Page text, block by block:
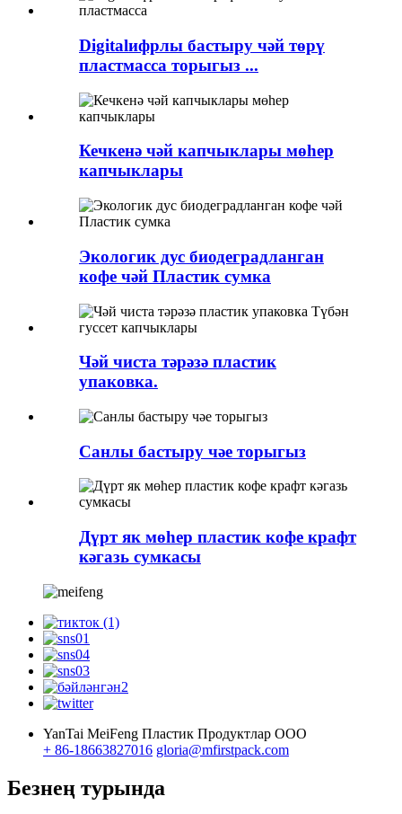
Digitalифрлы бастыру чәй төрү
пластмасса торыгыз ...
Кечкенә чәй капчыклары мөһер
капчыклары
Экологик дус биодеградланган
кофе чәй Пластик сумка
Чәй чиста тәрәзә пластик
упаковка.
Санлы бастыру чәе торыгыз
Дүрт як мөһер пластик кофе крафт
кәгазь сумкасы
YanTai MeiFeng Пластик Продуктлар ООО
+ 86-18663827016 gloria@mfirstpack.com
Безнең турында